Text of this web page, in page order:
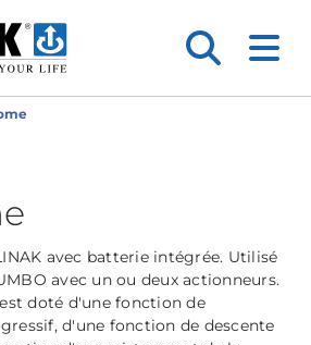
avec batterie intégrée. Utilisé
avec un ou deux actionneurs.
doté d'une fonction de
d'une fonction de descente